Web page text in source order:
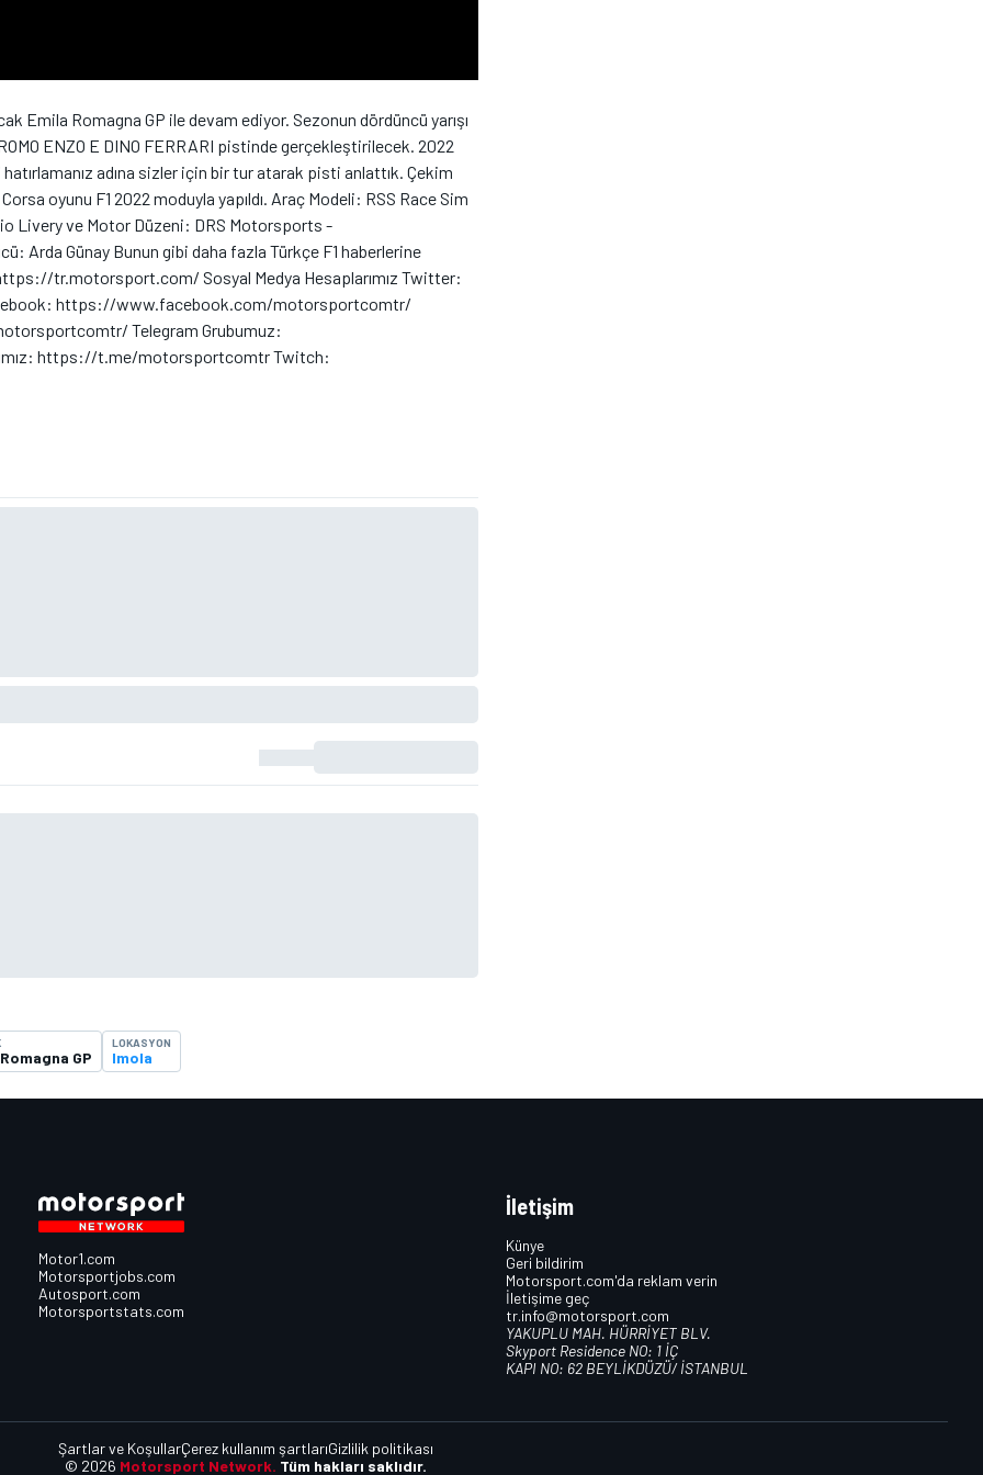
Emila Romagna GP ile devam ediyor. Sezonun dördüncü yarışı
ENZO E DINO FERRARI pistinde gerçekleştirilecek. 2022
adına sizler için bir tur atarak pisti anlattık. Çekim
oyunu F1 2022 moduyla yapıldı. Araç Modeli: RSS Race Sim
ve Motor Düzeni: DRS Motorsports -
Günay Bunun gibi daha fazla Türkçe F1 haberlerine
tr.motorsport.com/ Sosyal Medya Hesaplarımız Twitter:
https://www.facebook.com/motorsportcomtr/
Telegram Grubumuz:
https://t.me/motorsportcomtr Twitch:
GP
LOKASYON
Imola
Motor1.com
Motorsportjobs.com
Autosport.com
Motorsportstats.com
İletişim
Künye
Geri bildirim
Motorsport.com'da reklam verin
İletişime geç
tr.info@motorsport.com
YAKUPLU MAH. HÜRRİYET BLV.
Skyport Residence NO: 1 İÇ
KAPI NO: 62 BEYLİKDÜZÜ/ İSTANBUL
© 2026 Motorsport Network. Tüm hakları saklıdır.
Şartlar ve KoşullarÇerez kullanım şartlarıGizlilik politikası